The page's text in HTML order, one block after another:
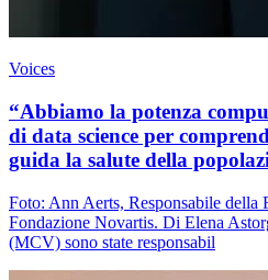
Voices
“Abbiamo la potenza
di data science per
guida la salute della
Foto: Ann Aerts, Responsabile della
Fondazione Novartis. Di Elena
(MCV) sono state responsabil